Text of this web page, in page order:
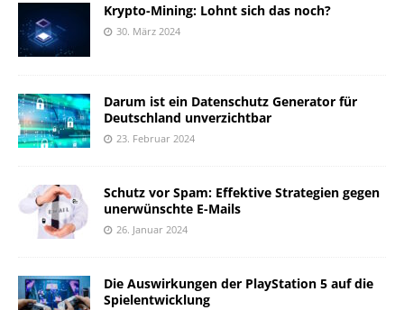
Krypto-Mining: Lohnt sich das noch?
30. März 2024
Darum ist ein Datenschutz Generator für
Deutschland unverzichtbar
23. Februar 2024
Schutz vor Spam: Effektive Strategien gegen
unerwünschte E-Mails
26. Januar 2024
Die Auswirkungen der PlayStation 5 auf die
Spielentwicklung